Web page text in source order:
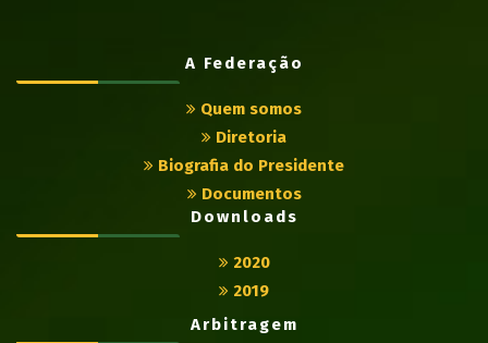
A Federação
Quem somos
Diretoria
Biografia do Presidente
Documentos
Downloads
2020
2019
Arbitragem